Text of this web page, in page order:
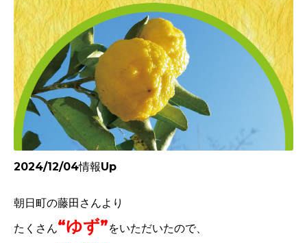
2024/12/04情報Up
朝日町の藤田さんより
たくさん“ゆず”をいただいたので、